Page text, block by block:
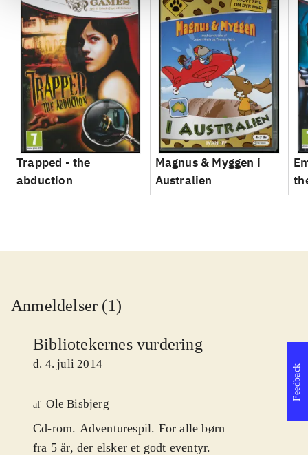
Trapped - the
abduction
Magnus & Myggen i
Australien
Anmeldelser (1)
Bibliotekernes vurdering
d. 4. juli 2014
af Ole Bisbjerg
Cd-rom. Adventurespil. For alle børn
fra 5 år, der elsker et godt eventyr.
Feedback